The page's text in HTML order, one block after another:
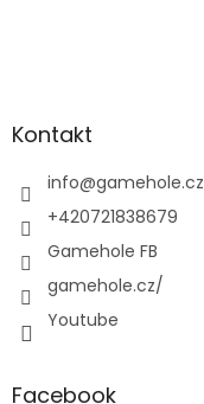
aKontakt
info@gamehole.cz
+420721838679
Gamehole FB
gamehole.cz/
Youtube
Facebook